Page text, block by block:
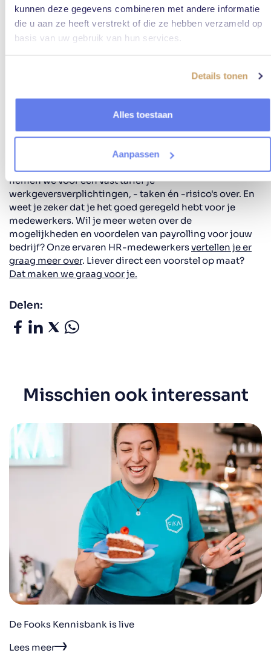
kunnen deze gegevens combineren met andere informatie
die u aan ze heeft verstrekt of die ze hebben verzameld op
basis van uw gebruik van hun services.
Details tonen
Alles toestaan
Aanpassen
dat doe je voortaan allemaal in Fooks, de planningsapp
voor de horeca. Zo houd je inzicht en overzicht, en krijg
je rust en grip. Fooks is gegarandeerd gratis. Altijd.
één partner. Je kunt ons alles vragen wat je anders aan
een HR-afdeling over zou laten. Van administratie,
salarisstrook tot payrolling; met Fooks Payrolling
nemen we voor een vast tarief je
werkgeversverplichtingen, - taken én -risico's over. En
weet je zeker dat je het goed geregeld hebt voor je
medewerkers. Wil je meer weten over de
mogelijkheden en voordelen van payrolling voor jouw
bedrijf? Onze ervaren HR-medewerkersvertellen je er
graag meer over. Liever direct een voorstel op maat?
Dat maken we graag voor je.
Delen:
Misschien ook interessant
De Fooks Kennisbank is live
Lees meer